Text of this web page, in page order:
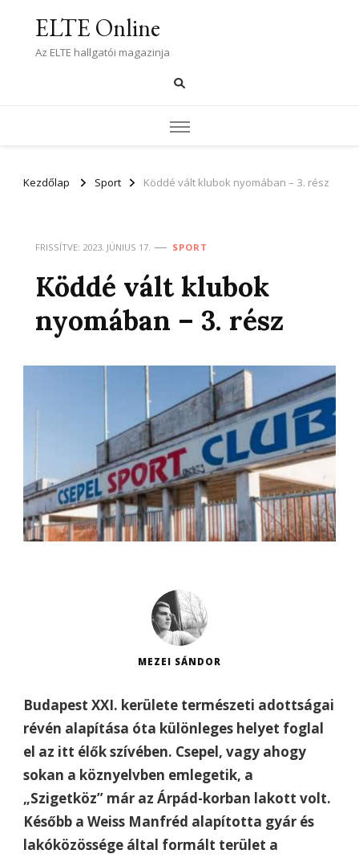
ELTE Online
Az ELTE hallgatói magazinja
Kezdőlap Sport Köddé vált klubok nyomában – 3. rész
FRISSÍTVE: 2023. JÚNIUS 17. SPORT
Köddé vált klubok
nyomában – 3. rész
MEZEI SÁNDOR
Budapest XXI. kerülete természeti adottságai
révén alapítása óta különleges helyet foglal
el az itt élők szívében. Csepel, vagy ahogy
sokan a köznyelvben emlegetik, a
„Szigetköz” már az Árpád-korban lakott volt.
Később a Weiss Manfréd alapította gyár és
lakóközössége által formált terület a